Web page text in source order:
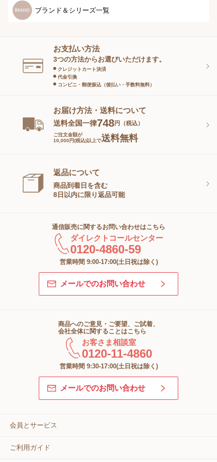
スペシャルケア
スキンケアグッズ
健康食品
ブランド＆シリーズ一覧
お支払い方法
3つの方法からお選びいただけます。
クレジットカート決済
代金引換
コンビニ・郵便振込（後払い・手数料無料）
お届け方法・送料について
送料全国一律748円（税込）
ご注文金額が
10,000円(税込)以上で送料無料
返品について
商品到着日を含む
8日以内に限り返品可能
通信販売に関するお問い合わせはこちら
ダイレクトコールセンター
0120-4860-59
営業時間 9:00-17:00(土日祝は除く)
メールでのお問い合わせ
商品へのご意見・ご要望、ご試着、
会社全体に関することはこちら
お客さま相談室
0120-11-4860
営業時間 9:30-17:00(土日祝は除く)
メールでのお問い合わせ
会員とサービス
ご利用ガイド